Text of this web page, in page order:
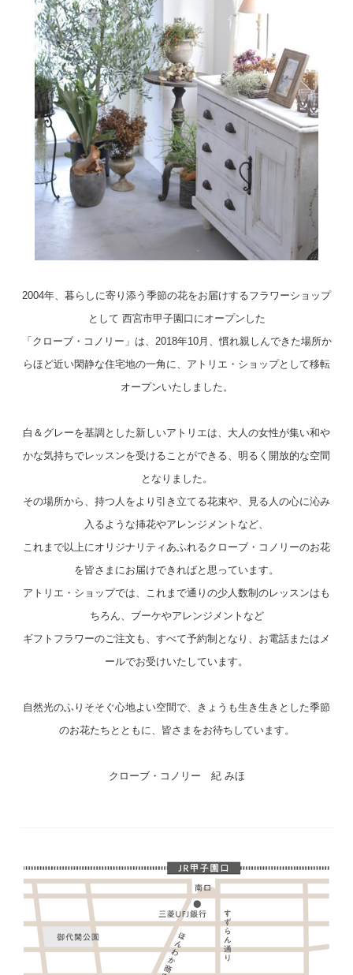
2004年、暮らしに寄り添う季節の花をお届けするフラワーショップ
として 西宮市甲子園口にオープンした
「クローブ・コノリー」は、2018年10月、慣れ親しんできた場所か
らほど近い閑静な住宅地の一角に、アトリエ・ショップとして移転
オープンいたしました。
白＆グレーを基調とした新しいアトリエは、大人の女性が集い和や
かな気持ちでレッスンを受けることができる、明るく開放的な空間
となりました。
その場所から、持つ人をより引き立てる花束や、見る人の心に沁み
入るような挿花やアレンジメントなど、
これまで以上にオリジナリティあふれるクローブ・コノリーのお花
を皆さまにお届けできればと思っています。
アトリエ・ショップでは、これまで通りの少人数制のレッスンはも
ちろん、ブーケやアレンジメントなど
ギフトフラワーのご注文も、すべて予約制となり、お電話またはメ
ールでお受けいたしています。
自然光のふりそそぐ心地よい空間で、きょうも生き生きとした季節
のお花たちとともに、皆さまをお待ちしています。
クローブ・コノリー 紀 みほ